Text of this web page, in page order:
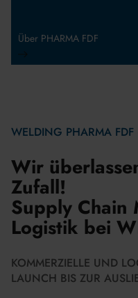
Über PHARMA FDF
WELDING PHARMA
Wir
Zufall!
Supply Chain
Logistik bei
KOMMERZIELLE UND
LAUNCH BIS ZUR